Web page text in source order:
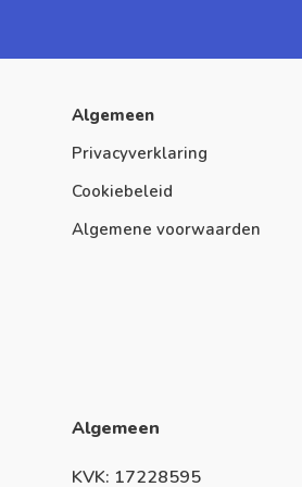
Algemeen
Privacyverklaring
Cookiebeleid
Algemene voorwaarden
Algemeen
KVK: 17228595